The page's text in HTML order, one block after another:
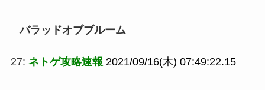
バラッドオブブルーム
27: ネトゲ攻略速報 2021/09/16(木) 07:49:22.15